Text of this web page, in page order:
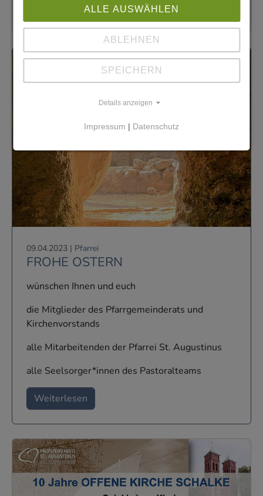
Weiterlesen
09.04.2023 | Pfarrei
FROHE OSTERN
wünschen Ihnen und euch
die Mitglieder des Pfarrgemeinderats und
Kirchenvorstands
alle Mitarbeitenden der Pfarrei St. Augustinus
alle Seelsorger*innen des Pastoralteams
Weiterlesen
ALLE AUSWÄHLEN
ABLEHNEN
SPEICHERN
Details anzeigen
Impressum | Datenschutz